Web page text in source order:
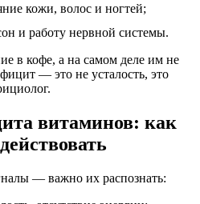
кожи, волос и ногтей;
и работу нервной системы.
в кофе, а на самом деле им не
— это не усталость, это
витаминов: как
— важно их распознать: